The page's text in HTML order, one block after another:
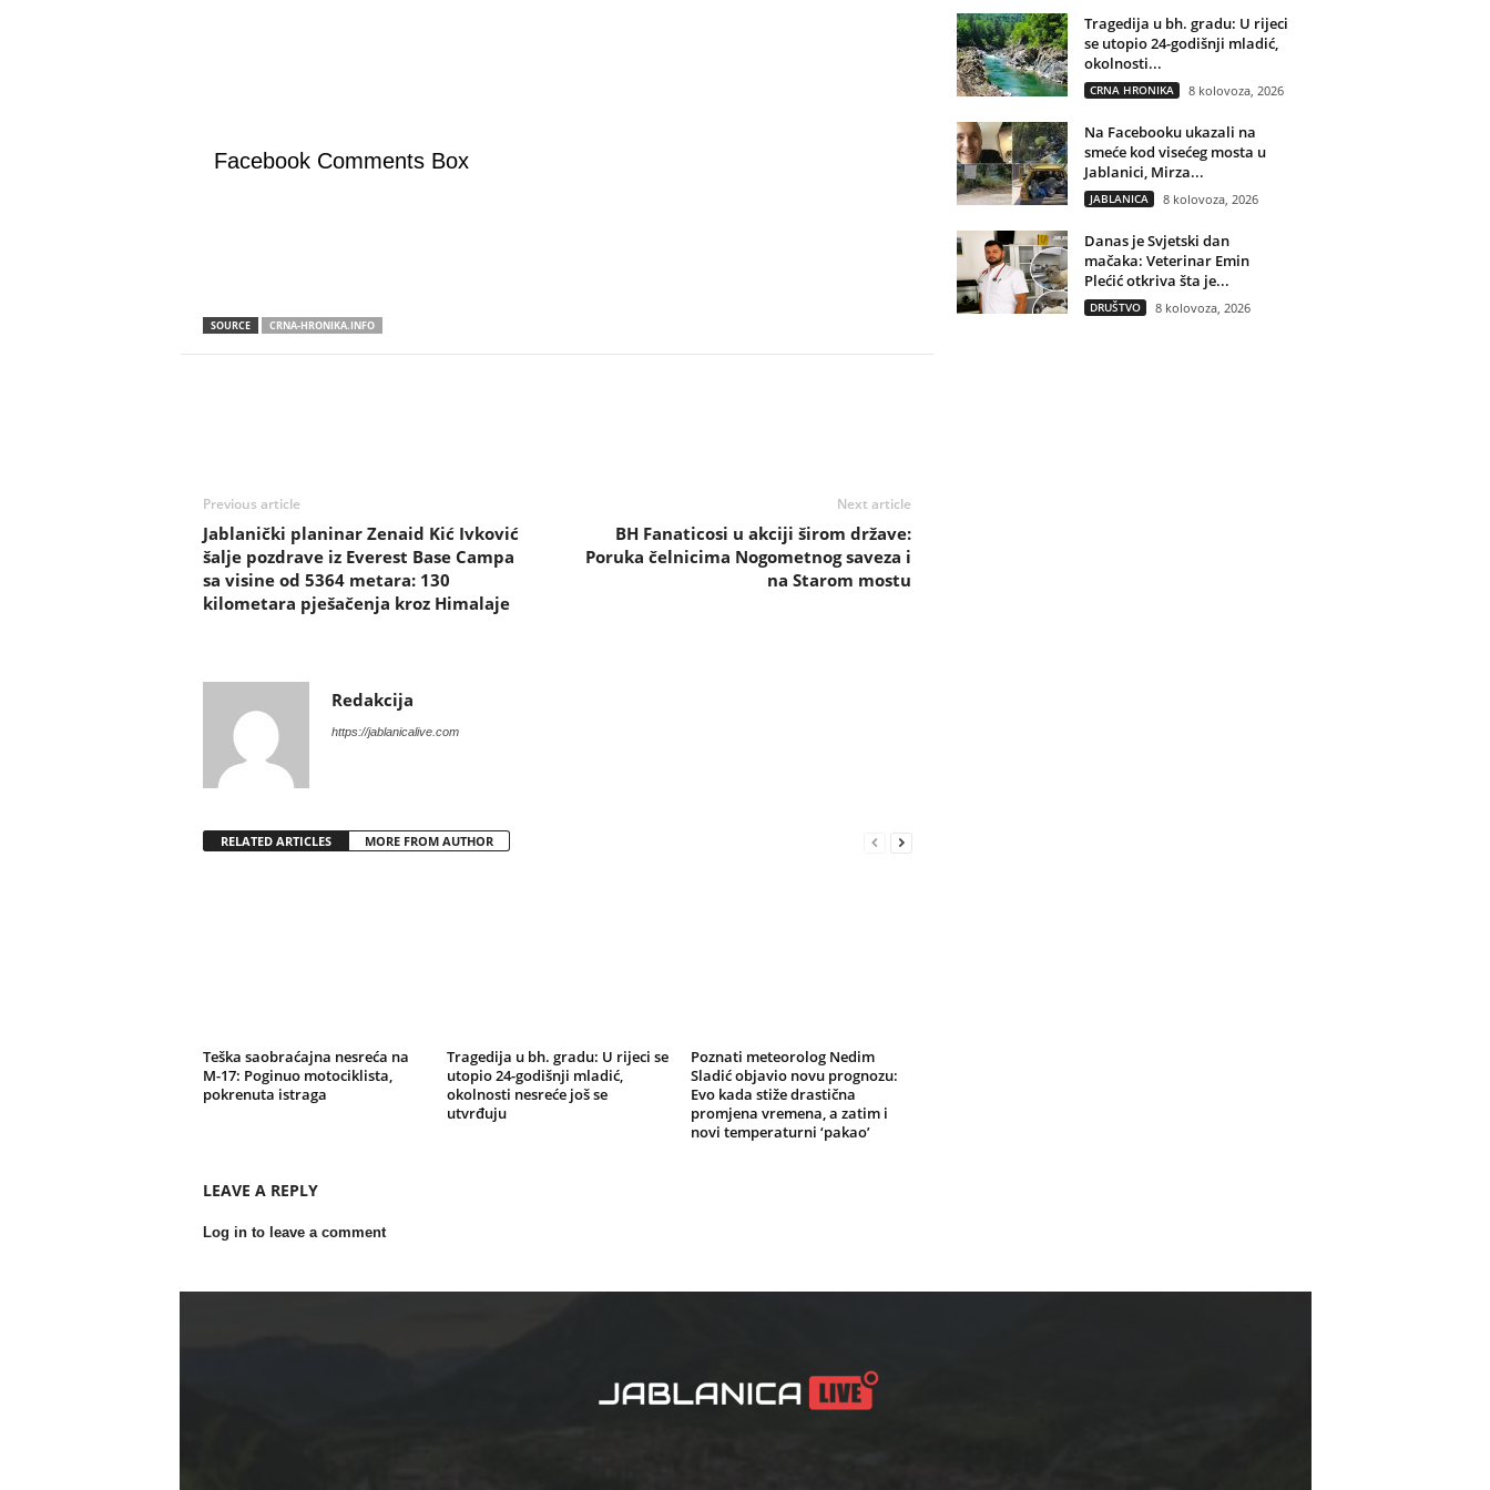
Facebook Comments Box
SOURCE CRNA-HRONIKA.INFO
Previous article
Jablanički planinar Zenaid Kić Ivković
šalje pozdrave iz Everest Base Campa
sa visine od 5364 metara: 130
kilometara pješačenja kroz Himalaje
Next article
BH Fanaticosi u akciji širom države:
Poruka čelnicima Nogometnog saveza i
na Starom mostu
Redakcija
https://jablanicalive.com
RELATED ARTICLES MORE FROM AUTHOR
Teška saobraćajna nesreća na
M-17: Poginuo motociklista,
pokrenuta istraga
Tragedija u bh. gradu: U rijeci se
utopio 24-godišnji mladić,
okolnosti nesreće još se
utvrđuju
Poznati meteorolog Nedim
Sladić objavio novu prognozu:
Evo kada stiže drastična
promjena vremena, a zatim i
novi temperaturni ‘pakao’
LEAVE A REPLY
Log in to leave a comment
Tragedija u bh. gradu: U rijeci
se utopio 24-godišnji mladić,
okolnosti...
CRNA HRONIKA 8 kolovoza, 2026
Na Facebooku ukazali na
smeće kod visećeg mosta u
Jablanici, Mirza...
JABLANICA 8 kolovoza, 2026
Danas je Svjetski dan
mačaka: Veterinar Emin
Plećić otkriva šta je...
DRUŠTVO 8 kolovoza, 2026